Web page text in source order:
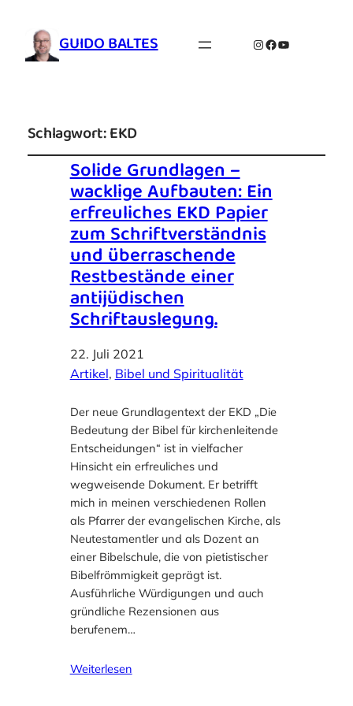
GUIDO BALTES Instagram
Facebook
YouTube
Schlagwort:EKD
Solide Grundlagen –
wacklige Aufbauten: Ein
erfreuliches EKD Papier
zum Schriftverständnis
und überraschende
Restbestände einer
antijüdischen
Schriftauslegung.
22. Juli 2021
Artikel, Bibel und Spiritualität
Der neue Grundlagentext der EKD „Die
Bedeutung der Bibel für kirchenleitende
Entscheidungen“ ist in vielfacher
Hinsicht ein erfreuliches und
wegweisende Dokument. Er betrifft
mich in meinen verschiedenen Rollen
als Pfarrer der evangelischen Kirche, als
Neutestamentler und als Dozent an
einer Bibelschule, die von pietistischer
Bibelfrömmigkeit geprägt ist.
Ausführliche Würdigungen und auch
gründliche Rezensionen aus
berufenem…
Weiterlesen